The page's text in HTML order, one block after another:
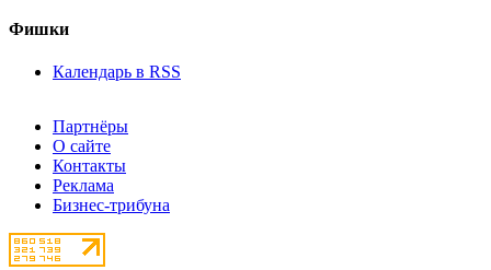
Фишки
Календарь в RSS
Партнёры
О сайте
Контакты
Реклама
Бизнес-трибуна